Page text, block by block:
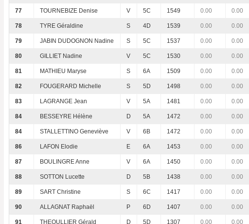
77 TOURNEBIZE Denise V 5C 1549 0.00 0.00
78 TYRE Géraldine S 4D 1539 0.00 0.00
79 JABIN DUDOGNON Nadine S 5C 1537 0.00 0.00
80 GILLIET Nadine V 5C 1530 0.00 0.00
81 MATHIEU Maryse S 6A 1509 0.00 0.00
82 FOUGERARD Michelle S 5D 1498 0.00 0.00
83 LAGRANGE Jean V 5A 1481 0.00 0.00
84 BESSEYRE Hélène D 5A 1472 0.00 0.00
84 STALLETTINO Geneviève V 6B 1472 0.00 0.00
86 LAFON Elodie E 6A 1453 0.00 0.00
87 BOULINGRE Anne V 6A 1450 0.00 0.00
88 SOTTON Lucette D 5B 1438 0.00 0.00
89 SART Christine S 6C 1417 0.00 0.00
90 ALLAGNAT Raphaël P 6D 1407 0.00 0.00
91 THEOULLIER Gérald D 5D 1307 0.00 0.00